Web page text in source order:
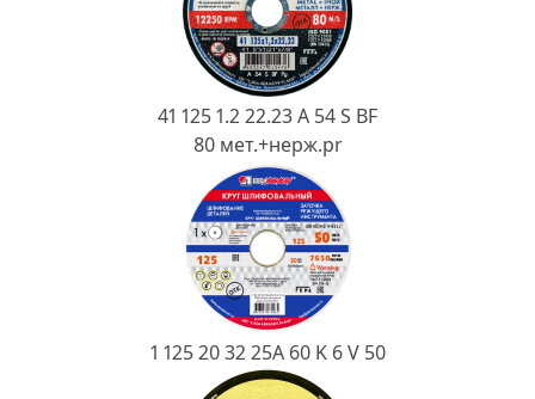
41 125 1.2 22.23 A 54 S BF
80 мет.+нерж.pr
1 125 20 32 25А 60 K 6 V 50